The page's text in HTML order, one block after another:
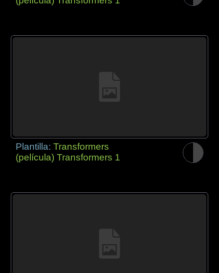
Plantilla:Transformers
(película) Transformers 1